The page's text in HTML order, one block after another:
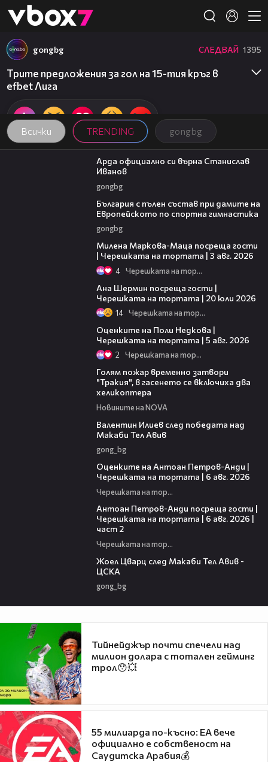
👾
Всички TRENDING gongbg
gongbg СЛЕДВАЙ 1395
Трите предложения за гол на 15-тия кръг в
efbet Лига
00:19
Арда официално си върна Станислав
Иванов
gongbg
България с пълен състав при дамите на
Европейското по спортна гимнастика
gongbg
Милена Маркова-Маца посреща гости
| Черешката на тортата | 3 авг. 2026
4 Черешката на тортата
Ана Шермин посреща гости |
Черешката на тортата | 20 юли 2026
14 Черешката на тортата
Оценките на Поли Недкова |
Черешката на тортата | 5 авг. 2026
2 Черешката на тортата
Голям пожар временно затвори
"Тракия", в гасенето се включиха два
хеликоптера
Новините на NOVA
Валентин Илиев след победата над
Макаби Тел Авив
gong_bg
Оценките на Антоан Петров-Анди |
Черешката на тортата | 6 авг. 2026
Черешката на тортата
Антоан Петров-Анди посреща гости |
Черешката на тортата | 6 авг. 2026 |
част 2
Черешката на тортата
Жоел Цварц след Макаби Тел Авив -
ЦСКА
gong_bg
Тийнейджър почти спечели над
милион долара с тотален гейминг
трол😯💥
55 милиарда по-късно: EA вече
официално е собственост на
Саудитска Арабия💰